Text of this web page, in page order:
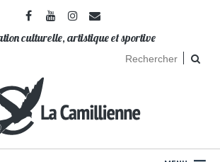
culturelle, artistique et sportive